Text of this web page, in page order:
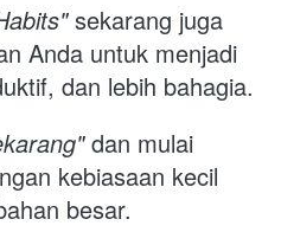
sekarang juga
Anda untuk menjadi
dan mulai
kebiasaan kecil
besar.